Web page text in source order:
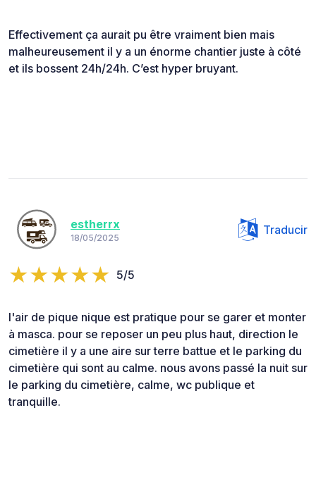
Effectivement ça aurait pu être vraiment bien mais
malheureusement il y a un énorme chantier juste à côté
et ils bossent 24h/24h. C’est hyper bruyant.
estherrx
18/05/2025
Traducir
5/5
l'air de pique nique est pratique pour se garer et monter
à masca. pour se reposer un peu plus haut, direction le
cimetière il y a une aire sur terre battue et le parking du
cimetière qui sont au calme. nous avons passé la nuit sur
le parking du cimetière, calme, wc publique et
tranquille.